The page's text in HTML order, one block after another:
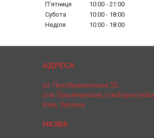
Пʼятниця
10:00
21:00
Субота
10:00
18:00
Неділя
10:00 18:00
ул. Преображенская 25,
стм.Лукьяновская,
Київ, Україна